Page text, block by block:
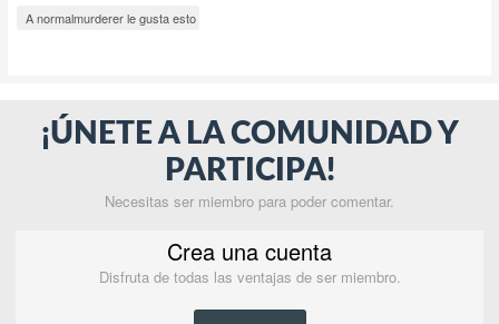
A normalmurderer le gusta esto
¡ÚNETE A LA COMUNIDAD Y
PARTICIPA!
Necesitas ser miembro para poder comentar.
Crea una cuenta
Disfruta de todas las ventajas de ser miembro.